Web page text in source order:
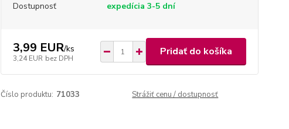
Dostupnosť expedícia 3-5 dní
3,99 EUR/ks
3,24 EUR bez DPH
Pridať do košíka
Číslo produktu: 71033 Strážiť cenu / dostupnosť